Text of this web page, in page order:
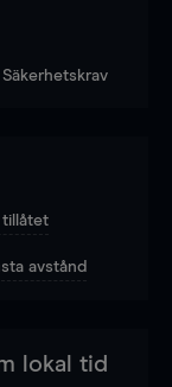
Säkerhetskrav
tillåtet
avstånd
lokal tid